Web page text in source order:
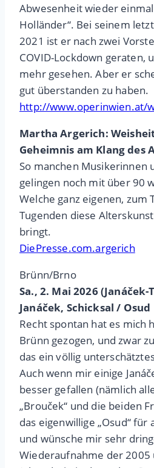
Abwesenheit wieder
Holländer“. Bei seinem
2021 ist er nach zwei
COVID-Lockdown geraten,
mehr gesehen. Aber er
gut überstanden zu haben.
http://www.operinwien.at/
Martha Argerich:
Geheimnis am Klang des
So manchen Musikerinnen
gelingen noch mit über 90
Welche ganz eigenen, zum
Tugenden diese
bringt.
DiePresse.com.argerich
Brünn/Brno
Sa., 2. Mai 2026
Janáček, Schicksal / Osud
Recht spontan hat es mich
Brünn gezogen, und zwar
das ein völlig
Auch wenn mir einige
besser gefallen (nämlich
„Brouček“ und die beiden
das eigenwillige „Osud“
und wünsche mir sehr
Wiederaufnahme der 2005